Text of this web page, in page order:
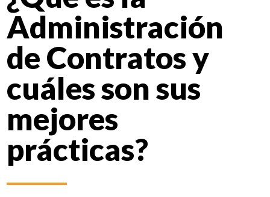
Administración
de Contratos y
cuáles son sus
mejores
prácticas?